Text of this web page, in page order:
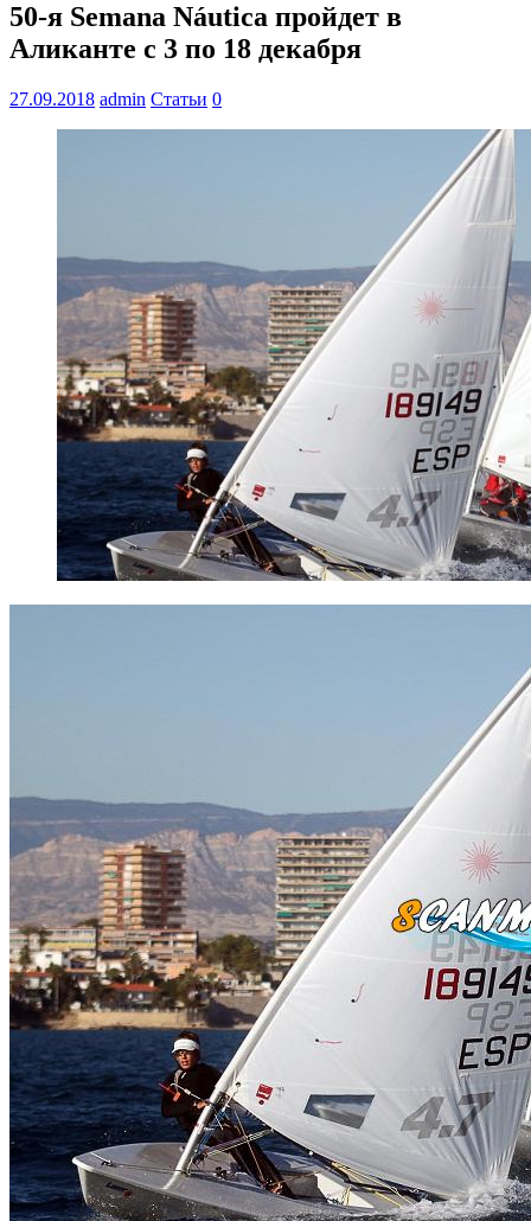
50-я Semana Náutica пройдет в
Аликанте с 3 по 18 декабря
27.09.2018 admin Статьи 0